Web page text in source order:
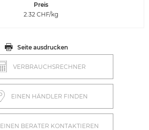
Preis
2.32 CHF/kg
Seite ausdrucken
VERBRAUCHSRECHNER
EINEN HÄNDLER FINDEN
EINEN BERATER KONTAKTIEREN